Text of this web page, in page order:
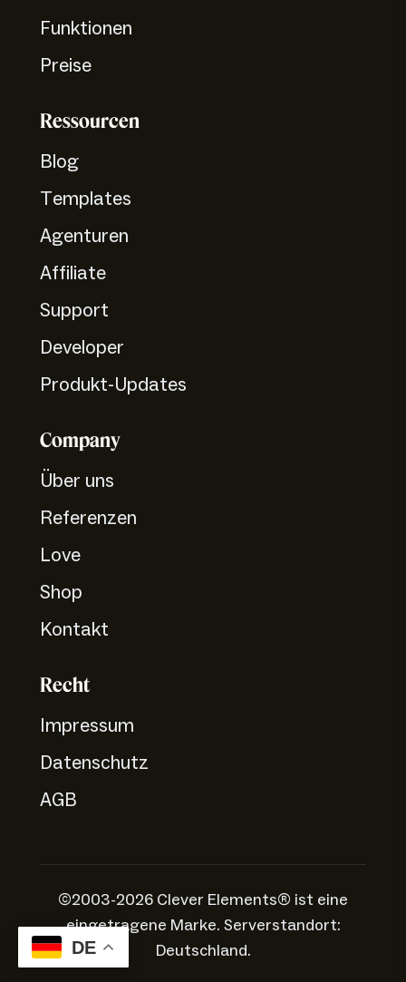
Funktionen
Preise
Ressourcen
Blog
Templates
Agenturen
Affiliate
Support
Developer
Produkt-Updates
Company
Über uns
Referenzen
Love
Shop
Kontakt
Recht
Impressum
Datenschutz
AGB
©2003-2026 Clever Elements® ist eine
eingetragene Marke. Serverstandort:
Deutschland.
DE